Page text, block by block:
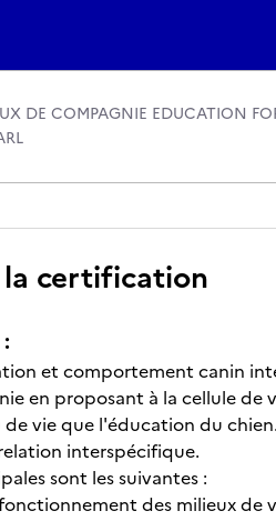
DE COMPAGNIE EDUCATION
la certification
et comportement canin
en proposant à la cellule
de vie que l'éducation du
interspécifique.
sont les suivantes :
des milieux de